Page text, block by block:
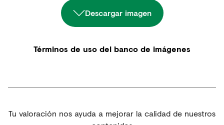
Descargar imagen
Términos de uso del banco de imágenes
Tu valoración nos ayuda a mejorar la calidad de nuestros